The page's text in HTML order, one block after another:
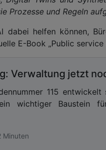
Prozesse und Regeln
dabei helfen können,
E-Book „Public service
Verwaltung jetzt
115
wichtiger Baustein
Minuten